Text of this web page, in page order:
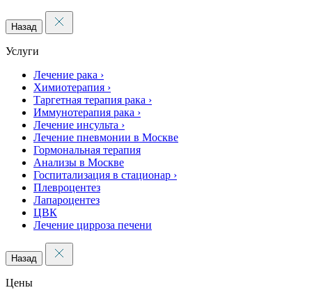
Назад
Услуги
Лечение рака ›
Химиотерапия ›
Таргетная терапия рака ›
Иммунотерапия рака ›
Лечение инсульта ›
Лечение пневмонии в Москве
Гормональная терапия
Анализы в Москве
Госпитализация в стационар ›
Плевроцентез
Лапароцентез
ЦВК
Лечение цирроза печени
Назад
Цены